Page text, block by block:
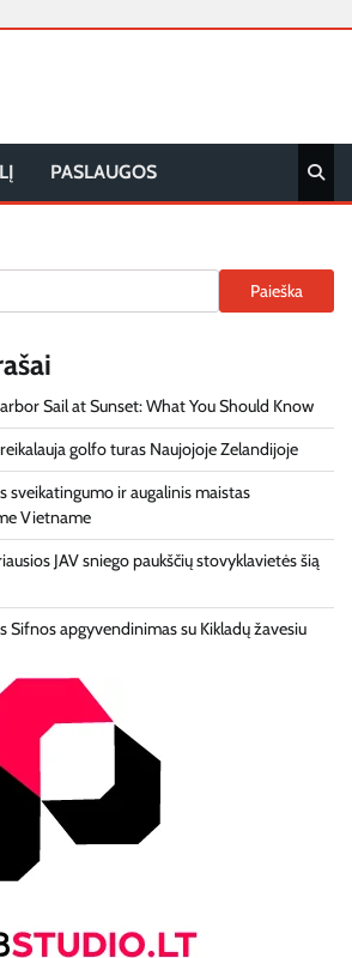
PASLAUGOS
Paieška
Sail at Sunset: What You Should Know
golfo turas Naujojoje Zelandijoje
sveikatingumo ir augalinis maistas
Vietname
JAV sniego paukščių stovyklavietės šią
Sifnos apgyvendinimas su Kikladų žavesiu